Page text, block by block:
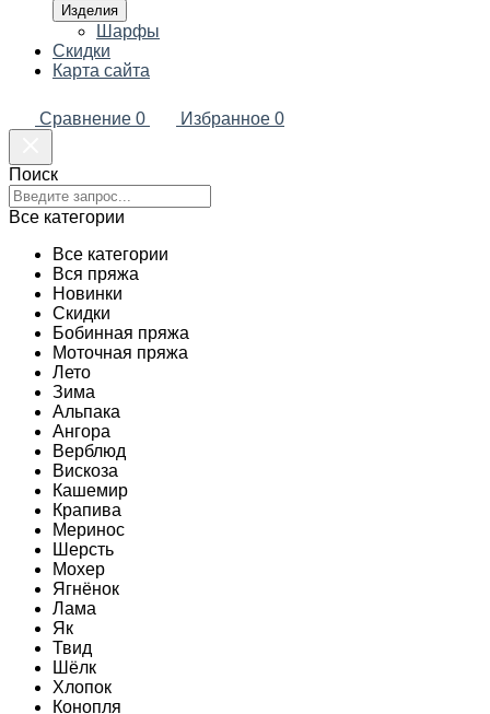
Изделия
Шарфы
Скидки
Карта сайта
Сравнение 0 Избранное 0
Поиск
Все категории
Все категории
Вся пряжа
Новинки
Скидки
Бобинная пряжа
Моточная пряжа
Лето
Зима
Альпака
Ангора
Верблюд
Вискоза
Кашемир
Крапива
Меринос
Шерсть
Мохер
Ягнёнок
Лама
Як
Твид
Шёлк
Хлопок
Конопля